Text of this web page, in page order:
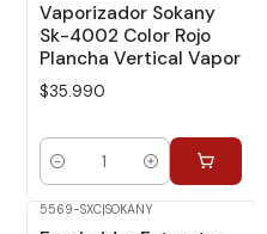
Vaporizador Sokany
Sk-4002 Color Rojo
Plancha Vertical Vapor
$35.990
Cantidad
5569-SXC|SOKANY